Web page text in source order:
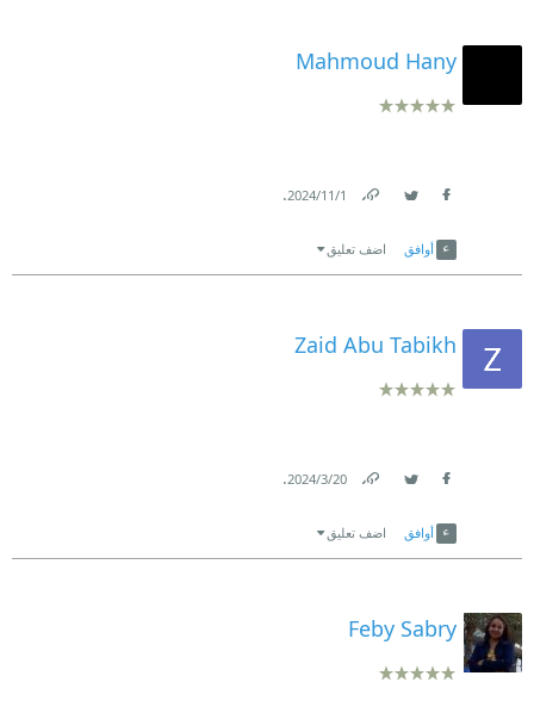
Mahmoud Hany
1‏/11‏/2024
.
أوافق اضف تعليق
Zaid Abu Tabikh
20‏/3‏/2024
.
أوافق اضف تعليق
Feby Sabry